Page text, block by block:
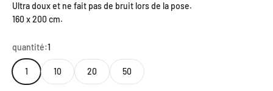
Ultra doux et ne fait pas de bruit lors de la pose.
160 x 200 cm.
quantité:1
1 10 20 50